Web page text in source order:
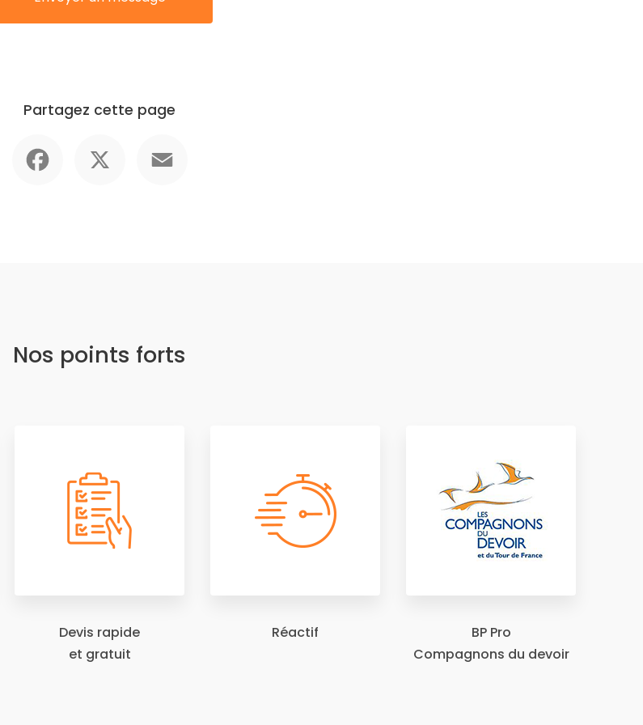
Partagez cette page
Nos points forts
Devis rapide
et gratuit
Réactif
BP Pro
Compagnons du devoir